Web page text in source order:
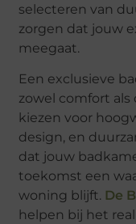
selecteren van
zorgen dat jouw
meegaat.
Een exclusieve
zowel comfort
kiezen voor
design, en
dat jouw
toekomst een
woning blijft. De
helpen bij het